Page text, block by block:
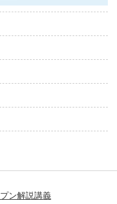
ン解説講義